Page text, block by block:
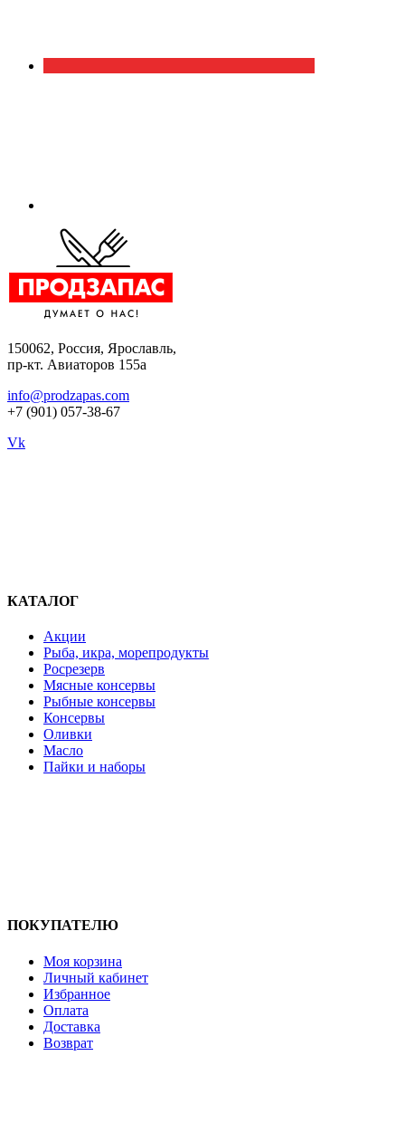
150062, Россия, Ярославль,
пр-кт. Авиаторов 155а
info@prodzapas.com
+7 (901) 057-38-67
Vk
КАТАЛОГ
Акции
Рыба, икра, морепродукты
Росрезерв
Мясные консервы
Рыбные консервы
Консервы
Оливки
Масло
Пайки и наборы
ПОКУПАТЕЛЮ
Моя корзина
Личный кабинет
Избранное
Оплата
Доставка
Возврат